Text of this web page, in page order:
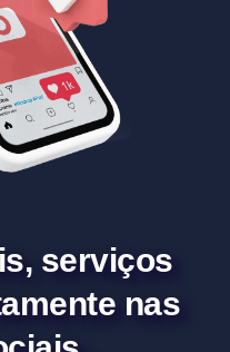
serviços
nas